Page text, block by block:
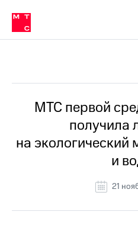
Медиа-центр
и акционерам
Устойчивое развитие
Комплаенс и деловая этика
компании
Карьера
История
компании
Руководство
информация
в МТС
Пресс-
релизы
МТС
о технологиях
МТС первой
получила
на экологический
и
21